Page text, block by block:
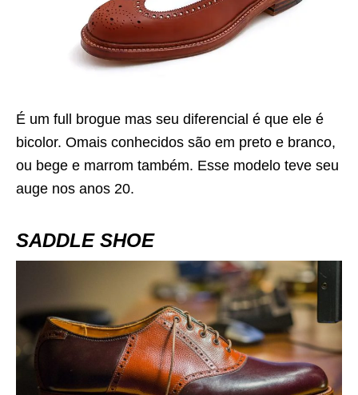
É um full brogue mas seu diferencial é que ele é
bicolor. Omais conhecidos são em preto e branco,
ou bege e marrom também. Esse modelo teve seu
auge nos anos 20.
SADDLE SHOE